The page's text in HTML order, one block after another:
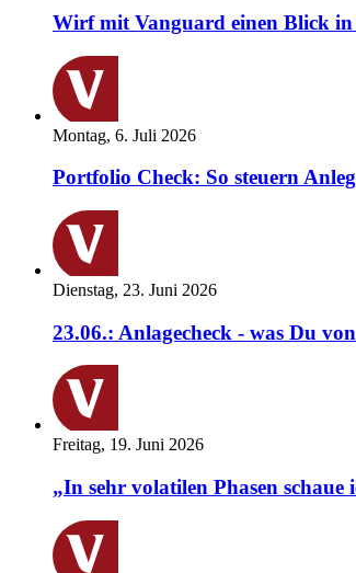
Wirf mit Vanguard einen Blick in
Montag, 6. Juli 2026
Portfolio Check: So steuern
Dienstag, 23. Juni 2026
23.06.: Anlagecheck - was Du
Freitag, 19. Juni 2026
„In sehr volatilen Phasen